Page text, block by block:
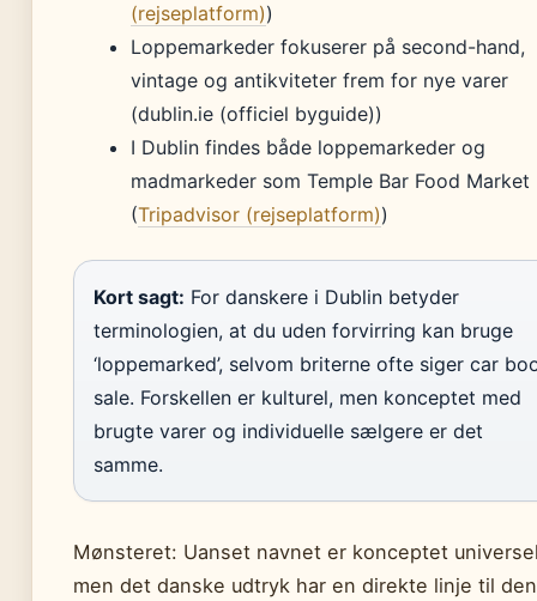
(rejseplatform))
Loppemarkeder fokuserer på second-hand,
vintage og antikviteter frem for nye varer
(dublin.ie (officiel byguide))
I Dublin findes både loppemarkeder og
madmarkeder som Temple Bar Food Market
(Tripadvisor (rejseplatform))
Kort sagt: For danskere i Dublin betyder
terminologien, at du uden forvirring kan bruge
‘loppemarked’, selvom briterne ofte siger car
sale. Forskellen er kulturel, men konceptet med
brugte varer og individuelle sælgere er det
samme.
Mønsteret: Uanset navnet er konceptet
men det danske udtryk har en direkte linje til den